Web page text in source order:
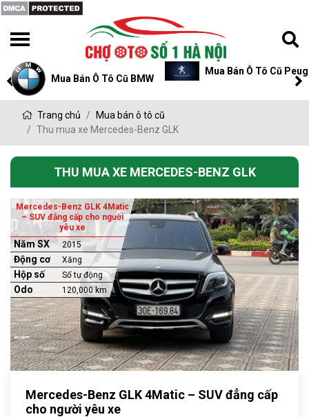
Mua Bán Ô Tô Cũ BMW
Mua Bán Ô Tô Cũ
Trang chủ
Mua bán ô tô cũ
Thu mua xe Mercedes-Benz GLK
THU MUA XE MERCEDES-BENZ GLK
Mercedes-Benz GLK 4Matic
– SUV đẳng cấp cho người
yêu xe
Năm SX 2015
Động cơ Xăng
Hộp số Số tự động
Odo 120,000 km
Mercedes-Benz GLK 4Matic – SUV đẳng cấp
cho người yêu xe